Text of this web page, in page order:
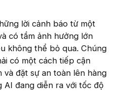
lời cảnh báo từ một
có tầm ảnh hưởng lớn
không thể bỏ qua. Chúng
có một cách tiếp cận
đặt sự an toàn lên hàng
AI đang diễn ra với tốc độ